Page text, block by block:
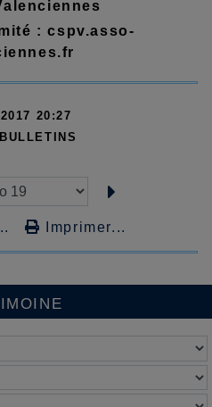
: cspv.asso-
20:27
BULLETINS
Imprimer...